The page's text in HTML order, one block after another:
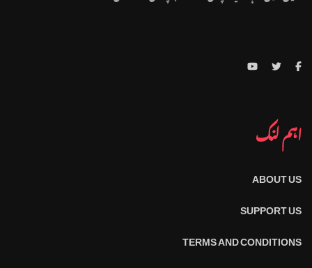
اہم لنک
ABOUT US
SUPPORT US
TERMS AND CONDITIONS